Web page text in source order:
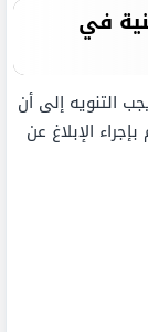
في
التنويه إلى أن
الإبلاغ عن